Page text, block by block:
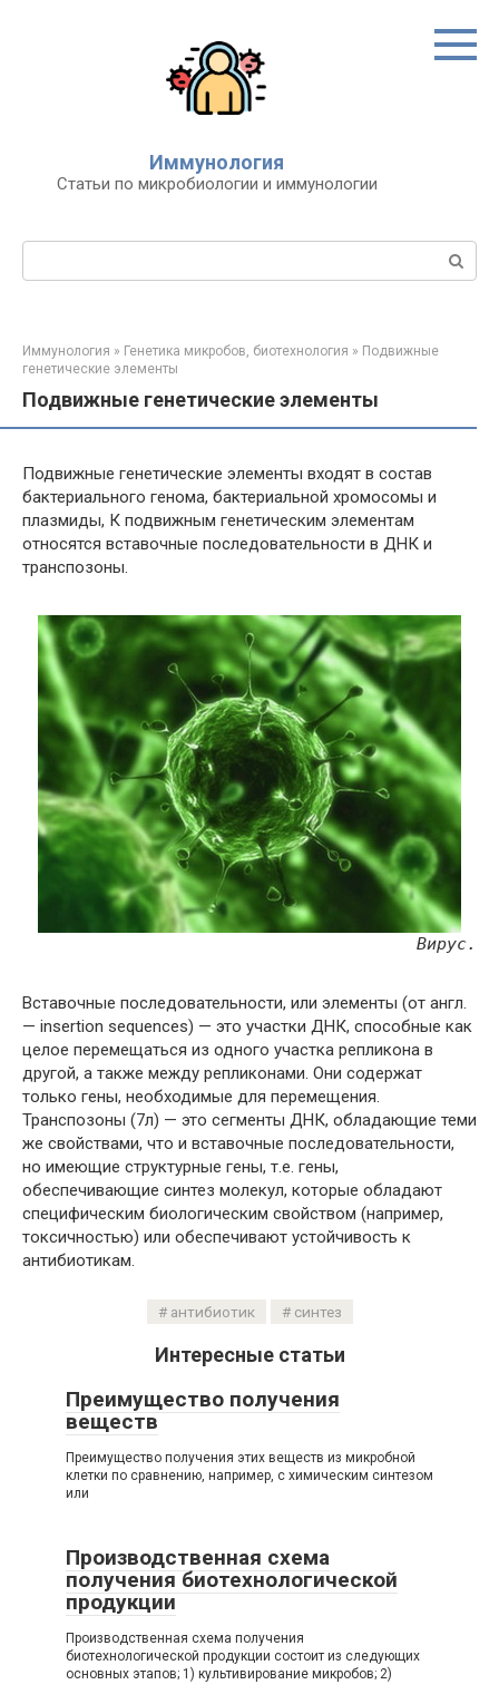
Иммунология
Статьи по микробиологии и иммунологии
Поиск:
Иммунология » Генетика микробов, биотехнология » Подвижные
генетические элементы
Подвижные генетические элементы
Подвижные генетические элементы входят в состав
бактериального генома, бактериальной хромосомы и
плазмиды, К подвижным генетическим элементам
относятся вставочные последовательности в ДНК и
транспозоны.
Вирус.
Вставочные последовательности, или элементы (от англ.
— insertion sequences) — это участки ДНК, способные как
целое перемещаться из одного участка репликона в
другой, а также между репликонами. Они содержат
только гены, необходимые для перемещения.
Транспозоны (7л) — это сегменты ДНК, обладающие теми
же свойствами, что и вставочные последовательности,
но имеющие структурные гены, т.е. гены,
обеспечивающие синтез молекул, которые обладают
специфическим биологическим свойством (например,
токсичностью) или обеспечивают устойчивость к
антибиотикам.
антибиотик синтез
Интересные статьи
Преимущество получения
веществ
Преимущество получения этих веществ из микробной
клетки по сравнению, например, с химическим синтезом
или
Производственная схема
получения биотехнологической
продукции
Производственная схема получения
биотехнологической продукции состоит из следующих
основных этапов; 1) культивирование микробов; 2)